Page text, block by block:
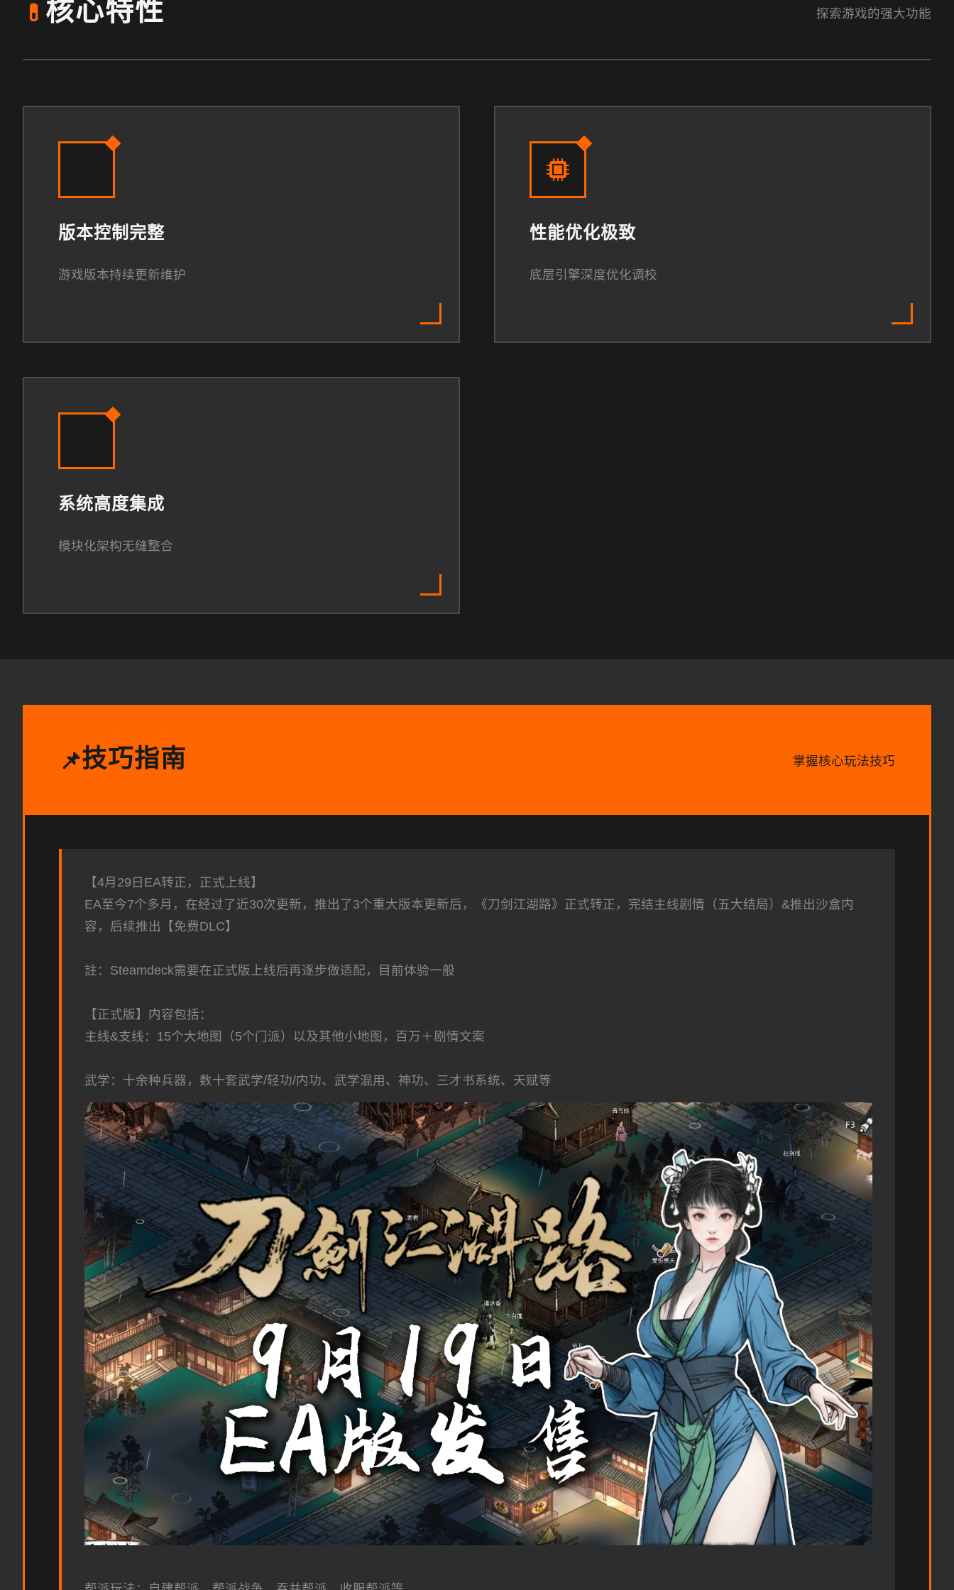
💊 核心特性 探索游戏的强大功能
版本控制完整
游戏版本持续更新维护
性能优化极致
底层引擎深度优化调校
系统高度集成
模块化架构无缝整合
📌技巧指南 掌握核心玩法技巧
【4月29日EA转正，正式上线】
EA至今7个多月，在经过了近30次更新，推出了3个重大版本更新后，《刀剑江湖路》正式转正，完结主线剧情（五大结局）&推出沙盒内
容，后续推出【免费DLC】
註：Steamdeck需要在正式版上线后再逐步做适配，目前体验一般
【正式版】内容包括：
主线&支线：15个大地图（5个门派）以及其他小地图，百万＋剧情文案
武学：十余种兵器，数十套武学/轻功/内功、武学混用、神功、三才书系统、天赋等